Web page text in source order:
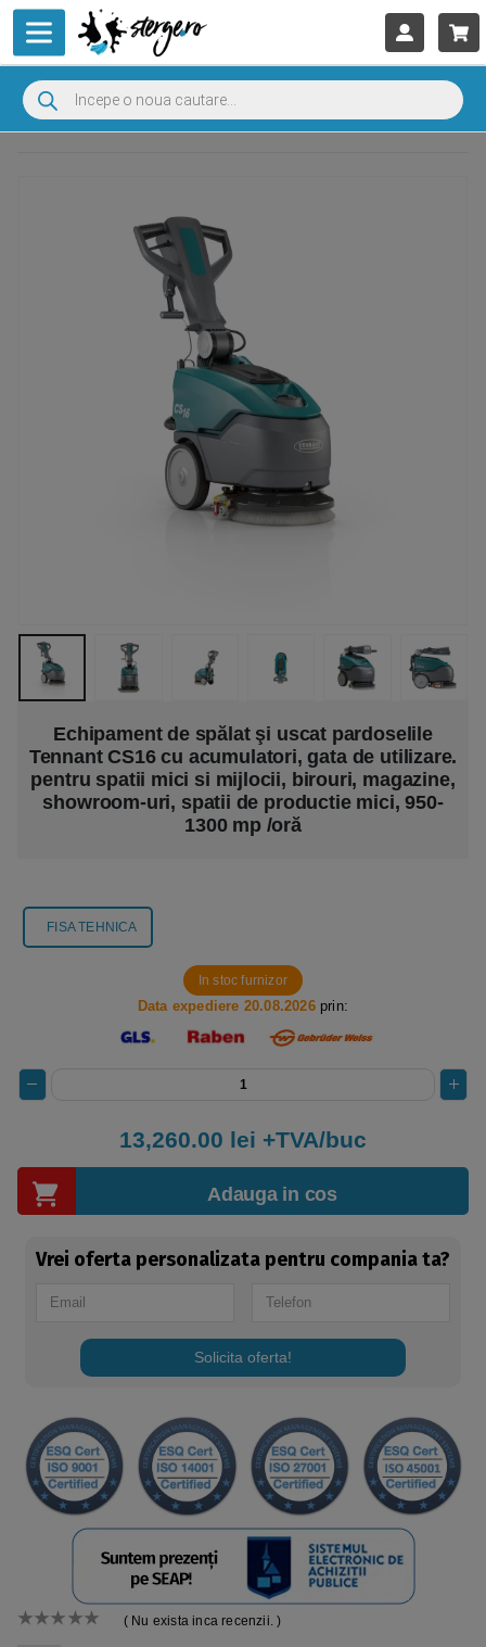
Echipament de spălat şi uscat pardoselile
Tennant CS16 cu acumulatori, gata de utilizare.
pentru spatii mici si mijlocii, birouri, magazine,
showroom-uri, spatii de productie mici, 950-
1300 mp /oră
FISA TEHNICA
( Nu exista inca recenzii. )
In stoc furnizor
Data expediere 20.08.2026prin:
13,260.00 lei +TVA/buc
Adauga in cos
Vrei oferta personalizata pentru compania ta?
Solicita oferta!